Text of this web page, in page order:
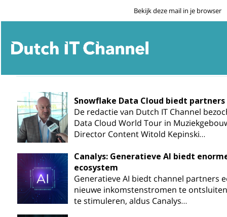
Bekijk deze mail in je browser
Snowflake Data Cloud biedt
De redactie van Dutch IT Channel
Data Cloud World Tour in
Director Content Witold Kepinski…
Canalys: Generatieve AI biedt
ecosystem
Generatieve AI biedt channel partners
nieuwe inkomstenstromen te
te stimuleren, aldus Canalys…